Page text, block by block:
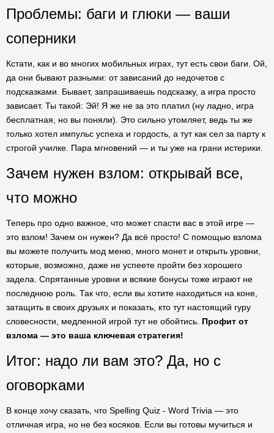
Проблемы: баги и глюки — ваши
соперники
Кстати, как и во многих мобильных играх, тут есть свои баги. Ой,
да они бывают разными: от зависаний до недочетов с
подсказками. Бывает, запрашиваешь подсказку, а игра просто
зависает. Ты такой: Эй! Я же не за это платил (ну ладно, игра
бесплатная, но вы поняли). Это сильно утомляет, ведь ты же
только хотел импульс успеха и гордость, а тут как сел за парту к
строгой училке. Пара мгновений — и ты уже на грани истерики.
Зачем нужен взлом: открывай все,
что можно
Теперь про одно важное, что может спасти вас в этой игре —
это взлом! Зачем он нужен? Да всё просто! С помощью взлома
вы можете получить мод меню, много монет и открыть уровни,
которые, возможно, даже не успеете пройти без хорошего
задела. Спрятанные уровни и всякие бонусы тоже играют не
последнюю роль. Так что, если вы хотите находиться на коне,
затащить в своих друзьях и показать, кто тут настоящий гуру
словесности, медленной игрой тут не обойтись. Профит от
взлома — это ваша ключевая стратегия!
Итог: надо ли вам это? Да, но с
оговорками
В конце хочу сказать, что Spelling Quiz - Word Trivia — это
отличная игра, но не без косяков. Если вы готовы мучиться и